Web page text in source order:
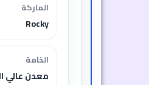
الماركة
Rocky
الخامة
معدن عالي